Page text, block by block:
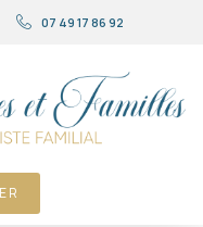
07 49 17 86 92